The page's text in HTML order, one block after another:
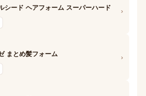
シード ヘアフォーム スーパーハード ›
まとめ髪フォーム ›